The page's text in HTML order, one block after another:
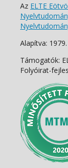
Az ELTE
Alapítva: 1979.
Támogatók:
Folyóirat-